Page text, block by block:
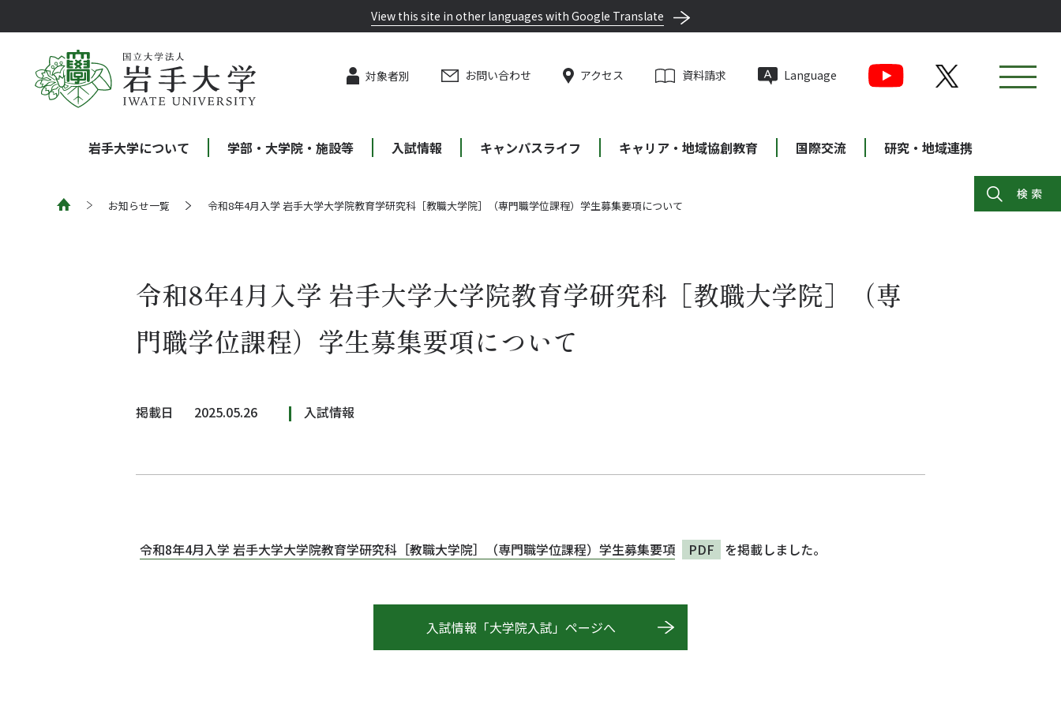
View this site in other languages with Google Translate
対象者別 お問い合わせ アクセス 資料請求 Language
岩手大学について 学部・大学院・施設等 入試情報 キャンパスライフ キャリア・地域協創教育 国際交流 研究・地域連携
お知らせ一覧 令和8年4月入学 岩手大学大学院教育学研究科［教職大学院］（専門職学位課程）学生募集要項について
令和8年4月入学 岩手大学大学院教育学研究科［教職大学院］（専
門職学位課程）学生募集要項について
掲載日 2025.05.26 入試情報
令和8年4月入学 岩手大学大学院教育学研究科［教職大学院］（専門職学位課程）学生募集要項 PDF を掲載しました。
入試情報「大学院入試」ページへ